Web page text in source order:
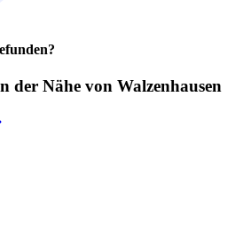
der Nähe von Walzenhausen